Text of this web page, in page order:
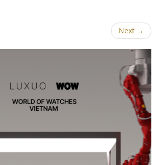
Next →